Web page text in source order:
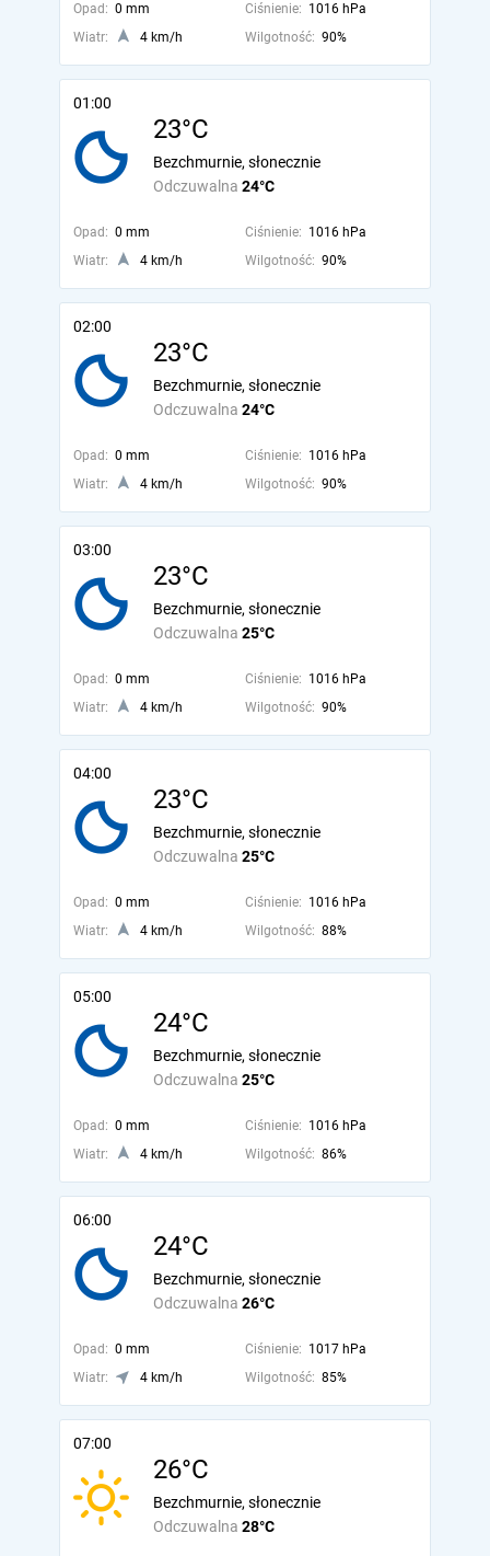
Opad: 0 mm Ciśnienie: 1016 hPa
Wiatr:
4 km/h Wilgotność: 90%
01:00
23°C
Odczuwalna 24°C
Bezchmurnie, słonecznie
Opad: 0 mm Ciśnienie: 1016 hPa
Wiatr:
4 km/h Wilgotność: 90%
02:00
23°C
Odczuwalna 24°C
Bezchmurnie, słonecznie
Opad: 0 mm Ciśnienie: 1016 hPa
Wiatr:
4 km/h Wilgotność: 90%
03:00
23°C
Odczuwalna 25°C
Bezchmurnie, słonecznie
Opad: 0 mm Ciśnienie: 1016 hPa
Wiatr:
4 km/h Wilgotność: 90%
04:00
23°C
Odczuwalna 25°C
Bezchmurnie, słonecznie
Opad: 0 mm Ciśnienie: 1016 hPa
Wiatr:
4 km/h Wilgotność: 88%
05:00
24°C
Odczuwalna 25°C
Bezchmurnie, słonecznie
Opad: 0 mm Ciśnienie: 1016 hPa
Wiatr:
4 km/h Wilgotność: 86%
06:00
24°C
Odczuwalna 26°C
Bezchmurnie, słonecznie
Opad: 0 mm Ciśnienie: 1017 hPa
Wiatr:
4 km/h Wilgotność: 85%
07:00
26°C
Odczuwalna 28°C
Bezchmurnie, słonecznie